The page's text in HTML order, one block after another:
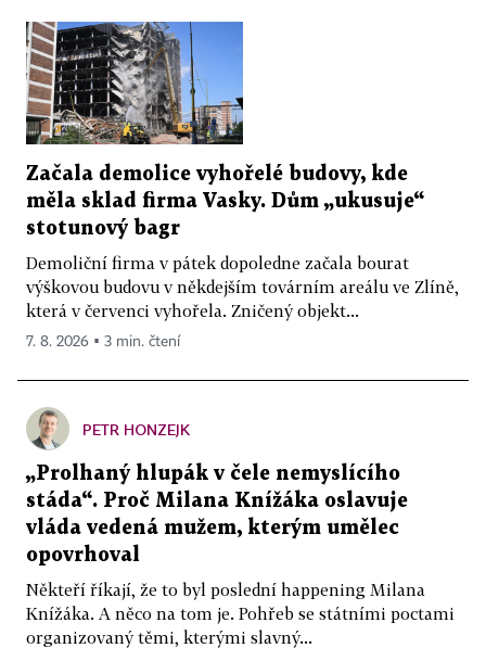
Začala demolice vyhořelé budovy, kde
měla sklad firma Vasky. Dům „ukusuje“
stotunový bagr
Demoliční firma v pátek dopoledne začala bourat
výškovou budovu v někdejším továrním areálu ve Zlíně,
která v červenci vyhořela. Zničený objekt...
7. 8. 2026 ▪ 3 min. čtení
PETR HONZEJK
„Prolhaný hlupák v čele nemyslícího
stáda“. Proč Milana Knížáka oslavuje
vláda vedená mužem, kterým umělec
opovrhoval
Někteří říkají, že to byl poslední happening Milana
Knížáka. A něco na tom je. Pohřeb se státními poctami
organizovaný těmi, kterými slavný...